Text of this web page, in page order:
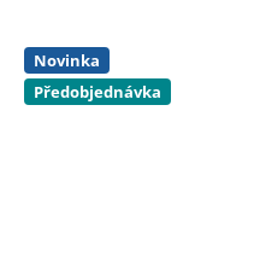
Novinka
Předobjednávka